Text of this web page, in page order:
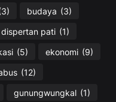
budaya (3)
dispertan pati (1)
(5) ekonomi (9)
(12)
gunungwungkal (1)